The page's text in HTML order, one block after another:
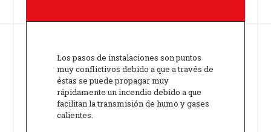
Los pasos de instalaciones son puntos
muy conflictivos debido a que a través de
éstas se puede propagar muy
rápidamente un incendio debido a que
facilitan la transmisión de humo y gases
calientes.